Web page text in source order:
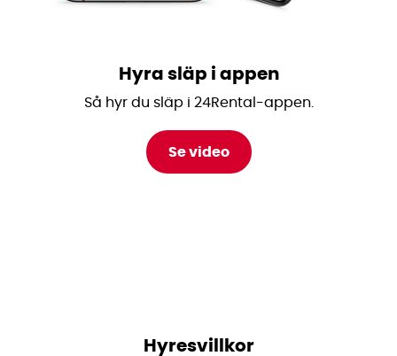
Hyra släp i appen
Så hyr du släp i 24Rental-appen.
Se video
Hyresvillkor